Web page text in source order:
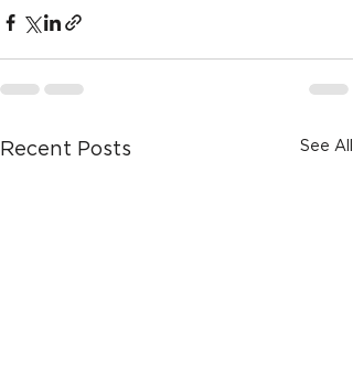
Recent Posts See All